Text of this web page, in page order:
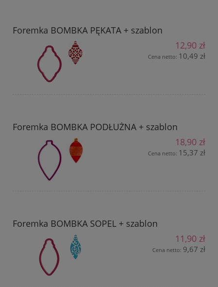
Foremka BOMBKA PĘKATA + szablon
12,90 zł
Cena netto: 10,49 zł
Foremka BOMBKA PODŁUŻNA + szablon
18,90 zł
Cena netto: 15,37 zł
Foremka BOMBKA SOPEL + szablon
11,90 zł
Cena netto: 9,67 zł